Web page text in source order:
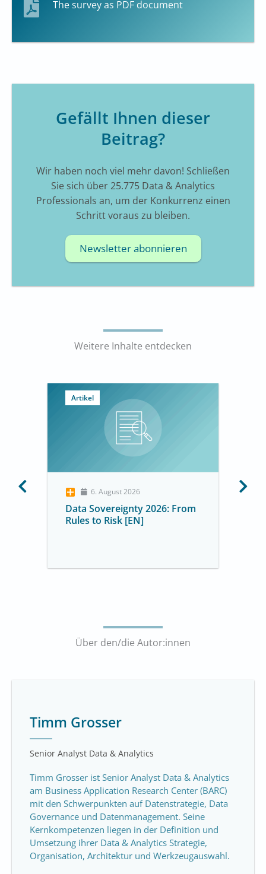
The survey as PDF document
Gefällt Ihnen dieser
Beitrag?
Wir haben noch viel mehr davon! Schließen
Sie sich über 25.775 Data & Analytics
Professionals an, um der Konkurrenz einen
Schritt voraus zu bleiben.
Newsletter abonnieren
Weitere Inhalte entdecken
Artikel
6. August 2026
Data Sovereignty 2026: From
Rules to Risk [EN]
Über den/die Autor:innen
Timm Grosser
Senior Analyst Data & Analytics
Timm Grosser ist Senior Analyst Data & Analytics
am Business Application Research Center (BARC)
mit den Schwerpunkten auf Datenstrategie, Data
Governance und Datenmanagement. Seine
Kernkompetenzen liegen in der Definition und
Umsetzung ihrer Data & Analytics Strategie,
Organisation, Architektur und Werkzeugauswahl.